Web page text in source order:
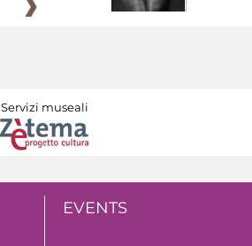
Servizi museali
EVENTS